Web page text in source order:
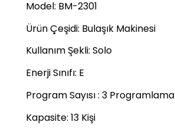
Model: BM-2301
Ürün Çeşidi: Bulaşık Makinesi
Kullanım Şekli:Solo
Enerji Sınıfı: E
Program Sayısı:3 Programlama
Kapasite:13 Kişi